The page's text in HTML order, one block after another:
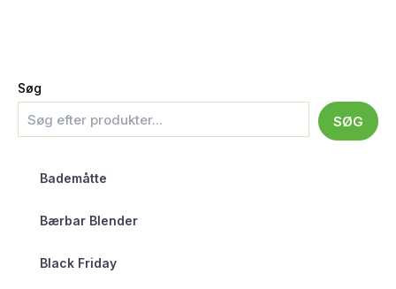
Søg
SØG
Bademåtte
Bærbar Blender
Black Friday